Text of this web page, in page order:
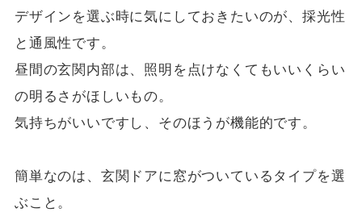
デザインを選ぶ時に気にしておきたいのが、採光性
と通風性です。
昼間の玄関内部は、照明を点けなくてもいいくらい
の明るさがほしいもの。
気持ちがいいですし、そのほうが機能的です。
簡単なのは、玄関ドアに窓がついているタイプを選
ぶこと。